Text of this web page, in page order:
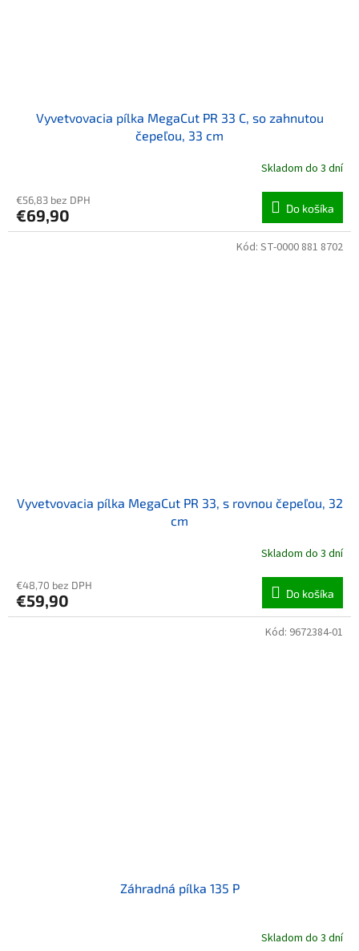
Vyvetvovacia pílka MegaCut PR 33 C, so zahnutou
čepeľou, 33 cm
Skladom do 3 dní
€56,83 bez DPH
€69,90 Do košíka
Vyvetvovacia pílka MegaCut PR 33, s rovnou čepeľou, 32
cm
Skladom do 3 dní
€48,70 bez DPH
€59,90 Do košíka
Kód: ST-0000 881 8702
Záhradná pílka 135 P
Skladom do 3 dní
Kód: 9672384-01